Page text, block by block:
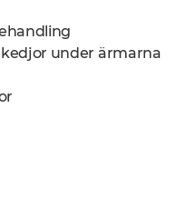
under ärmarna